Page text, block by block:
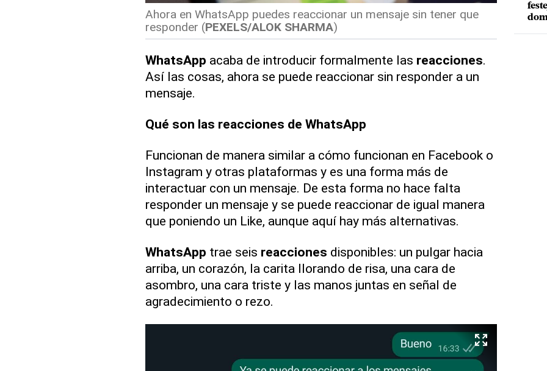
Ahora en WhatsApp puedes reaccionar un mensaje sin tener que
responder (PEXELS/ALOK SHARMA)
WhatsApp acaba de introducir formalmente las reacciones.
Así las cosas, ahora se puede reaccionar sin responder a un
mensaje.
Qué son las reacciones de WhatsApp
Funcionan de manera similar a cómo funcionan en Facebook o
Instagram y otras plataformas y es una forma más de
interactuar con un mensaje. De esta forma no hace falta
responder un mensaje y se puede reaccionar de igual manera
que poniendo un Like, aunque aquí hay más alternativas.
WhatsApp trae seis reacciones disponibles: un pulgar hacia
arriba, un corazón, la carita llorando de risa, una cara de
asombro, una cara triste y las manos juntas en señal de
agradecimiento o rezo.